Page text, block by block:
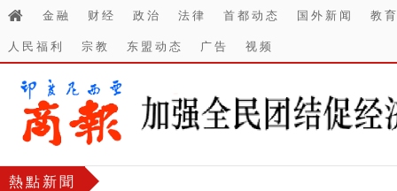
金融 财经 政治 法律 首都动态 国外新闻
教
人民福利
宗教 东盟动态 广告 视频
熱點新聞